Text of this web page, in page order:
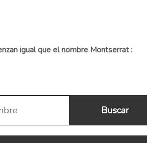
igual que el nombre Montserrat :